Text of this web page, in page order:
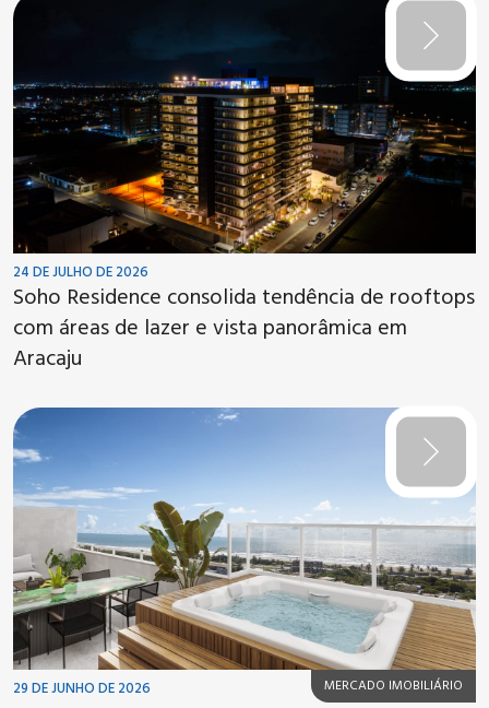
24 DE JULHO DE 2026
Soho Residence consolida tendência de rooftops
com áreas de lazer e vista panorâmica em
Aracaju
29 DE JUNHO DE 2026 MERCADO IMOBILIÁRIO